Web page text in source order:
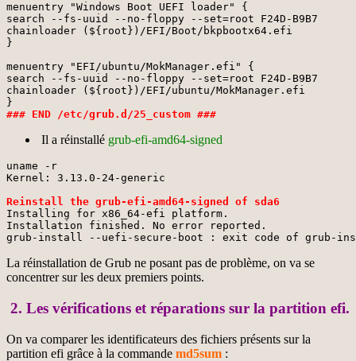
menuentry "Windows Boot UEFI loader" {
search --fs-uuid --no-floppy --set=root F24D-B9B7
chainloader (${root})/EFI/Boot/bkpbootx64.efi
}
menuentry "EFI/ubuntu/MokManager.efi" {
search --fs-uuid --no-floppy --set=root F24D-B9B7
chainloader (${root})/EFI/ubuntu/MokManager.efi
### END /etc/grub.d/25_custom ###
Il a réinstallé grub-efi-amd64-signed
uname -r
Kernel: 3.13.0-24-generic
Reinstall the grub-efi-amd64-signed of sda6
Installing for x86_64-efi platform.
Installation finished. No error reported.
grub-install --uefi-secure-boot : exit code of grub-
La réinstallation de Grub ne posant pas de problème, on va se
concentrer sur les deux premiers points.
2. Les vérifications et réparations sur la partition efi.
On va comparer les identificateurs des fichiers présents sur la
partition efi grâce à la commande md5sum :